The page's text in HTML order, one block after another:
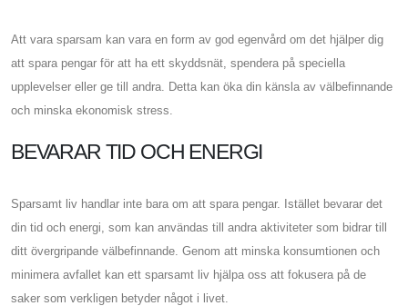
Att vara sparsam kan vara en form av god egenvård om det hjälper dig
att spara pengar för att ha ett skyddsnät, spendera på speciella
upplevelser eller ge till andra. Detta kan öka din känsla av välbefinnande
och minska ekonomisk stress.
BEVARAR TID OCH ENERGI
Sparsamt liv handlar inte bara om att spara pengar. Istället bevarar det
din tid och energi, som kan användas till andra aktiviteter som bidrar till
ditt övergripande välbefinnande. Genom att minska konsumtionen och
minimera avfallet kan ett sparsamt liv hjälpa oss att fokusera på de
saker som verkligen betyder något i livet.